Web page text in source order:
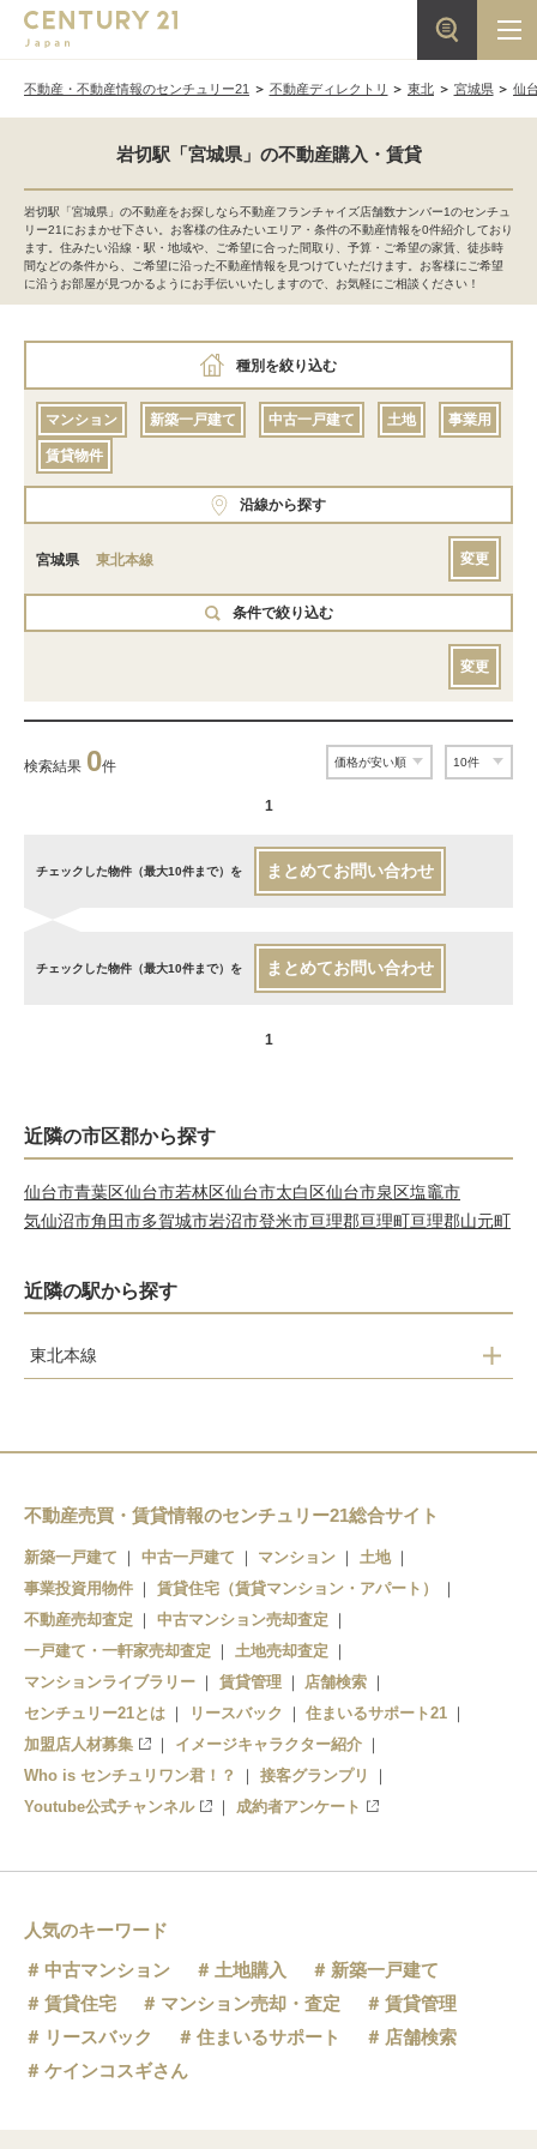
不動産・不動産情報のセンチュリー21 不動産ディレクトリ 東北 宮城県 仙
岩切駅「宮城県」の不動産購入・賃貸
岩切駅「宮城県」の不動産をお探しなら不動産フランチャイズ店舗数ナンバー1のセンチュ
リー21におまかせ下さい。お客様の住みたいエリア・条件の不動産情報を0件紹介しており
ます。住みたい沿線・駅・地域や、ご希望に合った間取り、予算・ご希望の家賃、徒歩時
間などの条件から、ご希望に沿った不動産情報を見つけていただけます。お客様にご希望
に沿うお部屋が見つかるようにお手伝いいたしますので、お気軽にご相談ください！
種別を絞り込む
マンション 新築一戸建て 中古一戸建て 土地 事業用
賃貸物件
沿線から探す
宮城県 東北本線 変更
条件で絞り込む
変更
検索結果 0件
1
チェックした物件（最大10件まで）を まとめてお問い合わせ
チェックした物件（最大10件まで）を まとめてお問い合わせ
1
近隣の市区郡から探す
仙台市青葉区仙台市若林区仙台市太白区仙台市泉区塩竈市
気仙沼市角田市多賀城市岩沼市登米市亘理郡亘理町亘理郡山元町
近隣の駅から探す
東北本線
石越
不動産売買・賃貸情報のセンチュリー21総合サイト
新築一戸建て 中古一戸建て マンション
土地
事業投資用物件
賃貸住宅（賃貸マンション・アパート）
不動産売却査定
中古マンション売却査定
一戸建て・一軒家売却査定
土地売却査定
マンションライブラリー
賃貸管理
店舗検索
センチュリー21とは
リースバック
住まいるサポート21
加盟店人材募集
イメージキャラクター紹介
Who is センチュリワン君！？
接客グランプリ
Youtube公式チャンネル
成約者アンケート
人気のキーワード
中古マンション
土地購入
新築一戸建て
賃貸住宅
マンション売却・査定
賃貸管理
リースバック
住まいるサポート
店舗検索
ケインコスギさん